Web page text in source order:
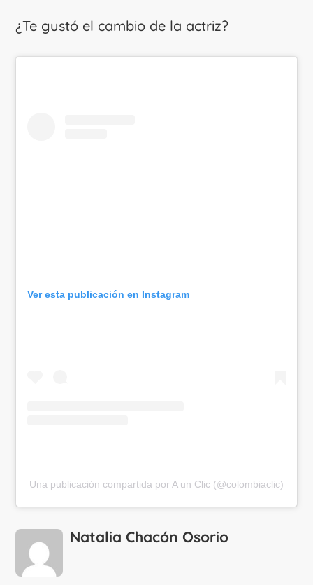
¿Te gustó el cambio de la actriz?
Ver esta publicación en Instagram
Una publicación compartida por A un Clic (@colombiaclic)
Natalia Chacón Osorio